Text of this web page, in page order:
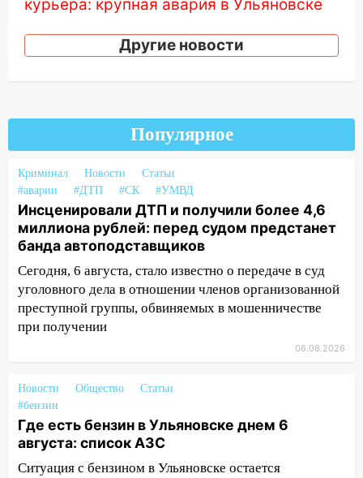
курьера: крупная авария в Ульяновске
15:15 Проводил до квартиры и ограбил:
новый кавалер женщины оказался
по улице Ефремова
14:23 67% ульяновцев готовы
передумать увольняться, если им
повысят зарплату
14:01 Инсценировали ДТП и получили
более 4,6 миллиона рублей: перед
судом предстанет банда
автоподставщиков
13:36 В Инзе произошел крупный пожар
13:00 В суде защитили репутацию
животными
12:28
Ульяновской области перевозчик
провернул хитрую схему с чужими
проездными
Другие новости
Популярное
Криминал Новости
Статьи
#аварии
#ДТП #СК #УМВД
Инсценировали ДТП и получили более 4,6
миллиона рублей: перед судом предстанет
банда автоподставщиков
Сегодня, 6 августа, стало известно о передаче в суд
уголовного дела в отношении членов организованной
преступной группы, обвиняемых в мошенничестве
при получении
06.08.2026
Новости Общество
Статьи
#бензин
Где есть бензин в Ульяновске днем 6
августа: список АЗС
Ситуация с бензином в Ульяновске остается